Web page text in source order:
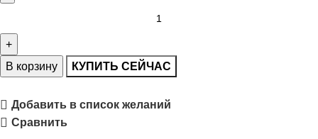
В корзину КУПИТЬ СЕЙЧАС
Добавить в список желаний
Сравнить